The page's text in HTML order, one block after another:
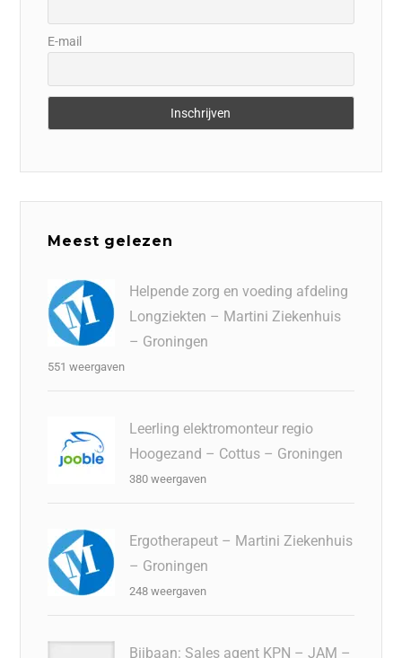
E-mail
Meest gelezen
Helpende zorg en voeding afdeling
Longziekten – Martini Ziekenhuis
– Groningen
551 weergaven
Leerling elektromonteur regio
Hoogezand – Cottus – Groningen
380 weergaven
Ergotherapeut – Martini Ziekenhuis
– Groningen
248 weergaven
Bijbaan: Sales agent KPN – JAM –